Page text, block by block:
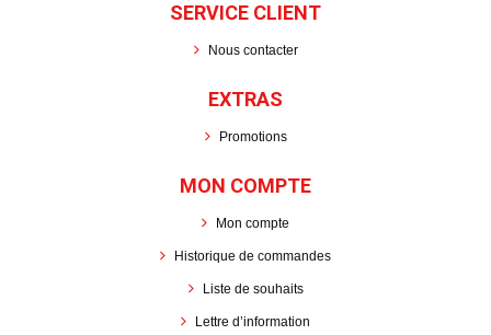
SERVICE CLIENT
Nous contacter
EXTRAS
Promotions
MON COMPTE
Mon compte
Historique de commandes
Liste de souhaits
Lettre d’information